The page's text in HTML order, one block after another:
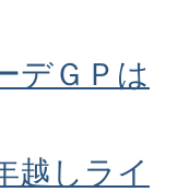
デＧＰは
越しライ